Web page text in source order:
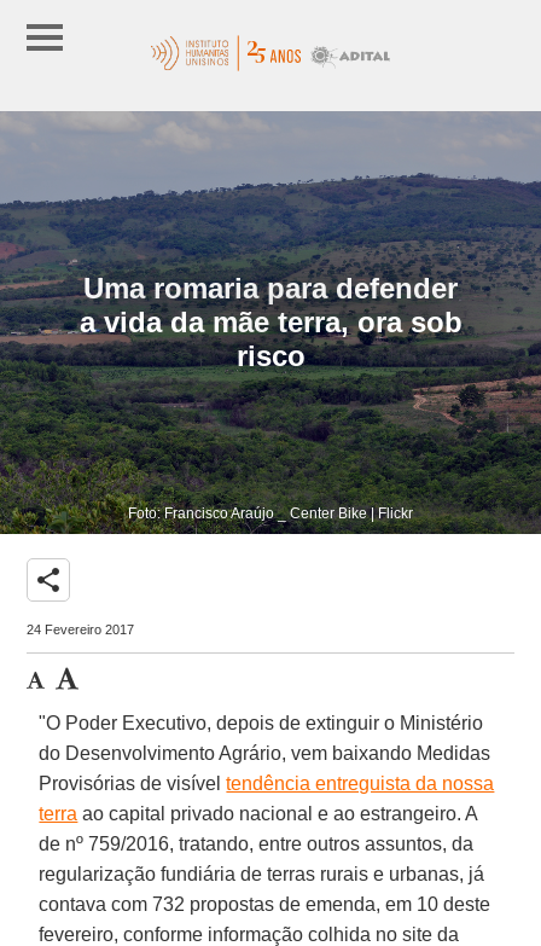
Uma romaria para defender
a vida da mãe terra, ora sob
risco
Foto: Francisco Araújo _ Center Bike | Flickr
share
24 Fevereiro 2017
"O Poder Executivo, depois de extinguir o Ministério
do Desenvolvimento Agrário, vem baixando Medidas
Provisórias de visíveltendência entreguista da nossa
terra ao capital privado nacional e ao estrangeiro. A
de nº 759/2016, tratando, entre outros assuntos, da
regularização fundiária de terras rurais e urbanas, já
contava com 732 propostas de emenda, em 10 deste
fevereiro, conforme informação colhida no site da